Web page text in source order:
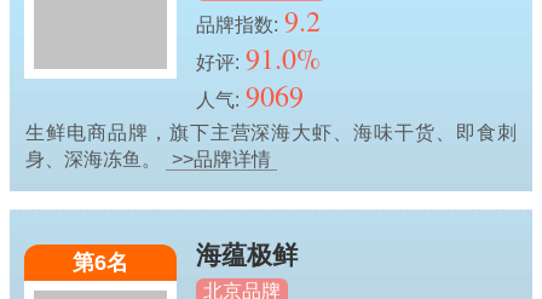
品牌指数: 9.2
好评: 91.0%
人气: 9069
生鲜电商品牌，旗下主营深海大虾、海味干货、即食刺
身、深海冻鱼。
>>品牌详情
第6名 海蕴极鲜
北京品牌